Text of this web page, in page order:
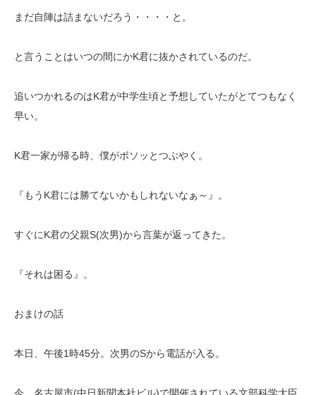
まだ自陣は詰まないだろう・・・・と。
と言うことはいつの間にかK君に抜かされているのだ。
追いつかれるのはK君が中学生頃と予想していたがとてつもなく
早い。
K君一家が帰る時、僕がボソッとつぶやく。
『もうK君には勝てないかもしれないなぁ～』。
すぐにK君の父親S(次男)から言葉が返ってきた。
『それは困る』。
おまけの話
本日、午後1時45分。次男のSから電話が入る。